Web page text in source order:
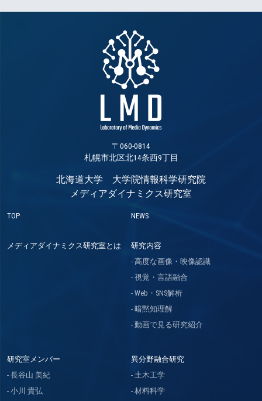
〒060-0814
札幌市北区北14条西9丁目
北海道大学 大学院情報科学研究院
メディアダイナミクス研究室
TOP NEWS
メディアダイナミクス研究室とは
研究内容
高度な画像・映像認識
視覚・言語融合
Web・SNS解析
暗黙知理解
動画で見る研究紹介
研究室メンバー
長谷山 美紀
小川 貴弘
異分野融合研究
土木工学
材料科学